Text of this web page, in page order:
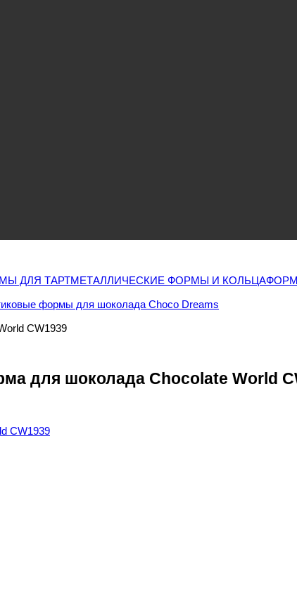
ДЛЯ ТАРТМЕТАЛЛИЧЕСКИЕ ФОРМЫ И КОЛЬЦА
формы для шоколада Choco Dreams
CW1939
для шоколада Chocolate World